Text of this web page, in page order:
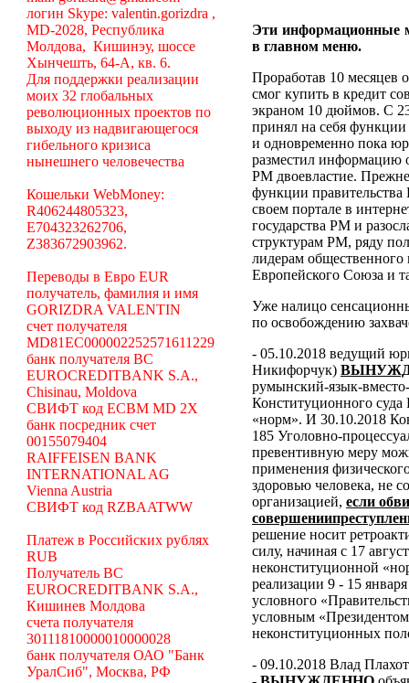
логин Skype: valentin.gorizdra ,
MD-2028, Республика
Молдова, Кишинэу, шоссе
Хынчешть, 64-А, кв. 6.
Для поддержки реализации
моих 32 глобальных
революционных проектов по
выходу из надвигающегося
гибельного кризиса
нынешнего человечества
Кошельки WebMoney:
R406244805323,
E704323262706,
Z383672903962.
Переводы в Евро EUR
получатель, фамилия и имя
GORIZDRA VALENTIN
счет получателя
MD81EC000002252571611229
банк получателя BC
EUROCREDITBANK S.A.,
Chisinau, Moldova
СВИФТ код ECBM MD 2X
банк посредник счет
00155079404
RAIFFEISEN BANK
INTERNATIONAL AG
Vienna Austria
СВИФТ код RZBAATWW
Платеж в Российских рублях
RUB
Получатель BC
EUROCREDITBANK S.A.,
Кишинев Молдова
счета получателя
30111810000010000028
банк получателя ОАО "Банк
УралСиб", Москва, РФ
Эти информационные
в главном меню.
Проработав 10 месяцев
смог купить в кредит
экраном 10 дюймов. С 23
принял на себя функции
и одновременно пока
разместил информацию
РМ двоевластие.
функции правительства
своем портале в
государства РМ и
структурам РМ, ряду
лидерам
Европейского Союза и
Уже налицо
по освобождению
- 05.10.2018 ведущий
Никифорчук)
румынский-язык-
Конституционного
«норм». И 30.10.2018
185 Уголовно-
превентивную меру
применения
здоровью человека, не
организацией, если
решение носит
силу, начиная с 17
неконституционной
реализации 9 - 15
условного
условным
неконституционных
- 09.10.2018 Влад